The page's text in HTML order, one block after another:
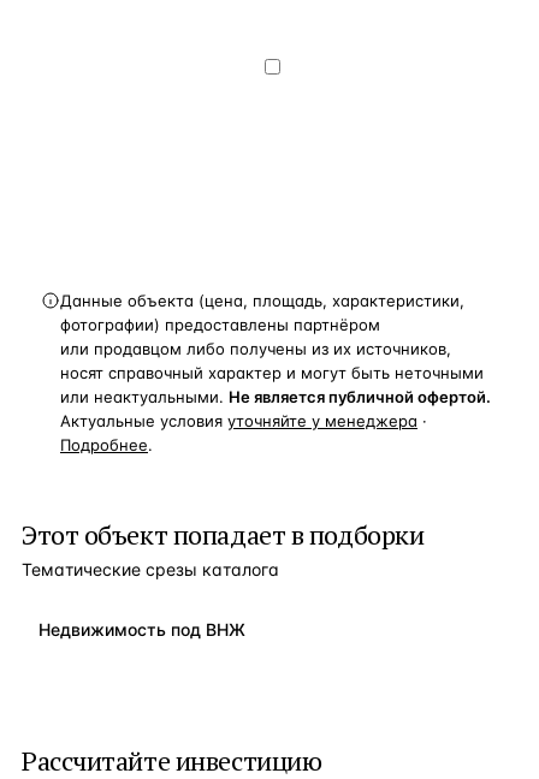
Данные объекта (цена, площадь, характеристики,
фотографии) предоставлены партнёром
или продавцом либо получены из их источников,
носят справочный характер и могут быть неточными
или неактуальными. Не является публичной офертой.
Актуальные условия уточняйте у менеджера ·
Подробнее.
Этот объект попадает в подборки
Тематические срезы каталога
Недвижимость под ВНЖ
Рассчитайте инвестицию